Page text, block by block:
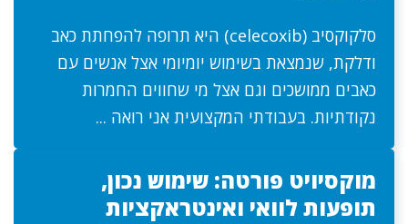
סלקוקסיב (celecoxib) היא תרופה להפחתת כאב
ודלקת, שנמצאת בשימוש יומיומי אצל אנשים עם
כאבים ממושכים וגם אצל מי שחווים החמרות
נקודתיות. בעבודתי המקצועית אני רואה ...
מוקסיויט פורטה: שימוש נכון,
תופעות לוואי ואינטראקציות